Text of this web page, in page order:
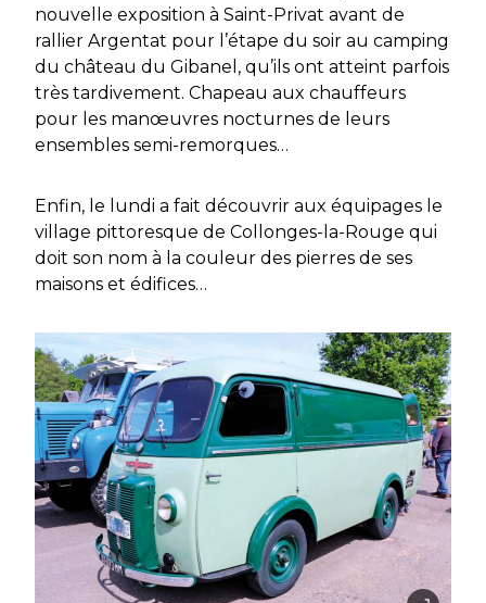
nouvelle exposition à Saint-Privat avant de
rallier Argentat pour l’étape du soir au camping
du château du Gibanel, qu’ils ont atteint parfois
très tardivement. Chapeau aux chauffeurs
pour les manœuvres nocturnes de leurs
ensembles semi-remorques…
Enfin, le lundi a fait découvrir aux équipages le
village pittoresque de Collonges-la-Rouge qui
doit son nom à la couleur des pierres de ses
maisons et édifices…